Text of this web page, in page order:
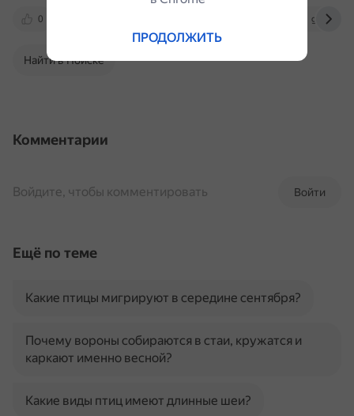
0 givnost.ru
Найти в Поиске
Комментарии
Войти
Войдите, чтобы комментировать
Ещё по теме
Какие птицы мигрируют в середине сентября?
Почему вороны собираются в стаи, кружатся и
каркают именно весной?
Какие виды птиц имеют длинные шеи?
ПРОДОЛЖИТЬ